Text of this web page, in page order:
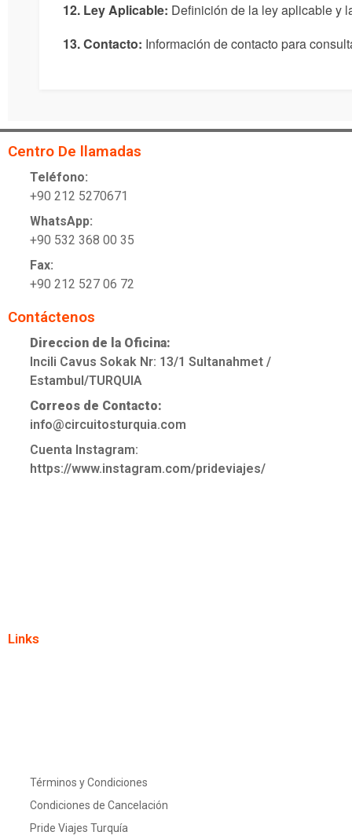
12. Ley Aplicable: Definición de la ley aplicable y
13. Contacto: Información de contacto para
Centro De llamadas
Teléfono:
+90 212 5270671
WhatsApp:
+90 532 368 00 35
Fax:
+90 212 527 06 72
Contáctenos
Direccion de la Oficina:
Incili Cavus Sokak Nr: 13/1 Sultanahmet /
Estambul/TURQUIA
Correos de Contacto:
info@circuitosturquia.com
Cuenta Instagram:
https://www.instagram.com/prideviajes/
Links
Términos y Condiciones
Condiciones de Cancelación
Pride Viajes Turquía